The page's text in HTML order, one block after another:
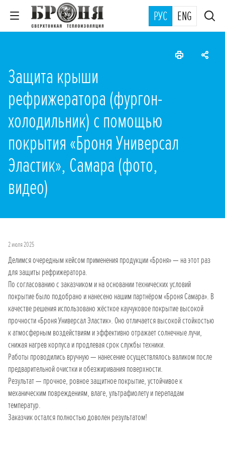
РУС ENG
Защита крыши
рефрижератора (фургон-
холодильник) с помощью
покрытия «Броня Универсал
Эластик», Самара (фото,
видео)
2 июля 2025
Делимся очередным кейсом применения продукции «Броня» — на этот раз
для защиты рефрижератора.
По согласованию с заказчиком и на основании технических условий
покрытие было подобрано и нанесено нашим партнёром «Броня Самара». В
качестве решения использовано жёсткое каучуковое покрытие высокой
прочности «Броня Универсал Эластик». Оно отличается высокой стойкостью
к атмосферным воздействиям и эффективно отражает солнечные лучи,
снижая нагрев корпуса и продлевая срок службы техники.
Работы проводились вручную — нанесение осуществлялось валиком после
предварительной очистки и обезжиривания поверхности.
Результат — прочное, ровное защитное покрытие, устойчивое к
механическим повреждениям, влаге, ультрафиолету и перепадам
температур.
Заказчик остался полностью доволен результатом!